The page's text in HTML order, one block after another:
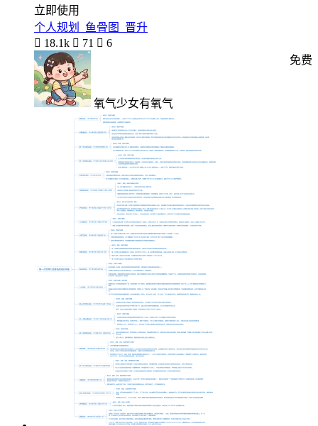
立即使用
个人规划_鱼骨图_晋升
 18.1k  71  6
氧气少女有氧气
免费